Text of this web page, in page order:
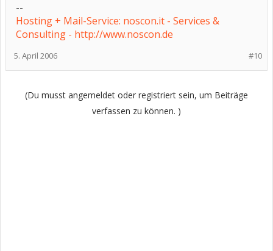
--
Hosting + Mail-Service: noscon.it - Services &
Consulting - http://www.noscon.de
#10
5. April 2006
(Du musst angemeldet oder registriert sein, um Beiträge
verfassen zu können. )